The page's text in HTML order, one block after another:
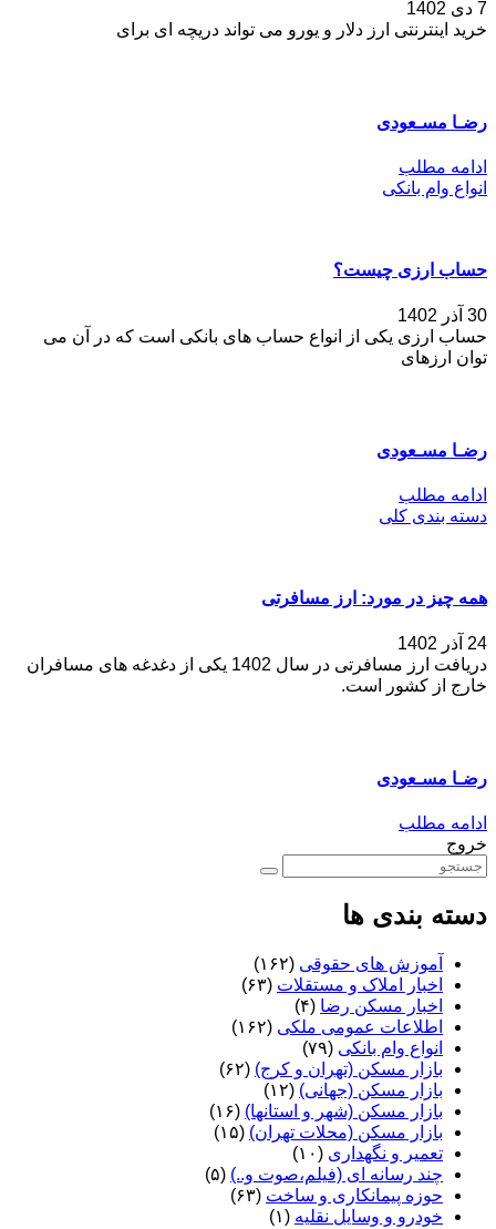
7 دی 1402
خرید اینترنتی ارز دلار و یورو​ می تواند دریچه ای برای
رضـا مسـعودی
ادامه مطلب
انواع وام بانکی
حساب ارزی چیست؟
30 آذر 1402
حساب ارزی یکی از انواع حساب های بانکی است که در آن می‌
توان ارزهای
رضـا مسـعودی
ادامه مطلب
دسته بندی کلی
همه چیز در مورد: ارز مسافرتی
24 آذر 1402
دریافت ارز مسافرتی در سال 1402 یکی از دغدغه های مسافران
خارج از کشور است.
رضـا مسـعودی
ادامه مطلب
خروج
دسته بندی ها
آموزش های حقوقی (۱۶۲)
اخبار املاک و مستقلات (۶۳)
اخبار مسکن رضا (۴)
اطلاعات عمومی ملکی (۱۶۲)
انواع وام بانکی (۷۹)
بازار مسکن (تهران و کرج) (۶۲)
بازار مسکن (جهانی) (۱۲)
بازار مسکن (شهر و استانها) (۱۶)
بازار مسکن (محلات تهران) (۱۵)
تعمیر و نگهداری (۱۰)
چند رسانه ای (فیلم،صوت و..) (۵)
حوزه پیمانکاری و ساخت (۶۳)
خودرو و وسایل نقلیه (۱)